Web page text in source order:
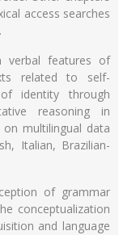
access searches
verbal features of
related to self-
identity through
reasoning in
multilingual data
Italian, Brazilian-
of grammar
conceptualization
and language